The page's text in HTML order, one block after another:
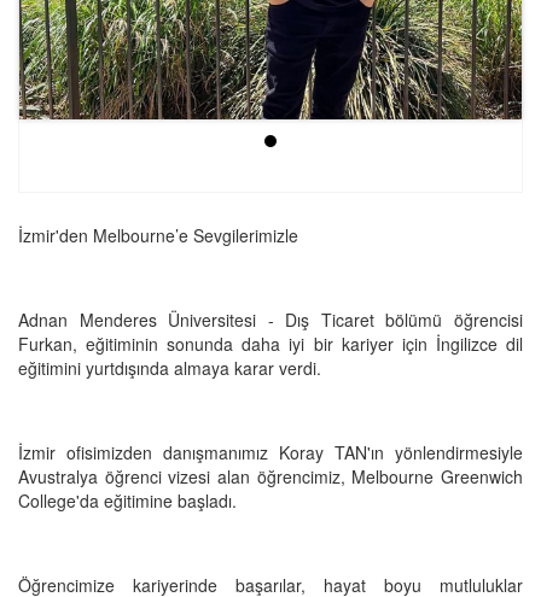
İzmir'den Melbourne’e Sevgilerimizle
Adnan Menderes Üniversitesi - Dış Ticaret bölümü öğrencisi
Furkan, eğitiminin sonunda daha iyi bir kariyer için İngilizce dil
eğitimini yurtdışında almaya karar verdi.
İzmir ofisimizden danışmanımız Koray TAN'ın yönlendirmesiyle
Avustralya öğrenci vizesi alan öğrencimiz, Melbourne Greenwich
College'da eğitimine başladı.
Öğrencimize kariyerinde başarılar, hayat boyu mutluluklar